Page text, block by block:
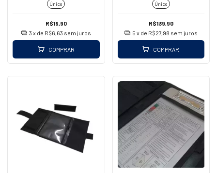
Único
R$19,90
3 x de R$6,63 sem juros
COMPRAR
Único
R$139,90
5 x de R$27,98 sem juros
COMPRAR